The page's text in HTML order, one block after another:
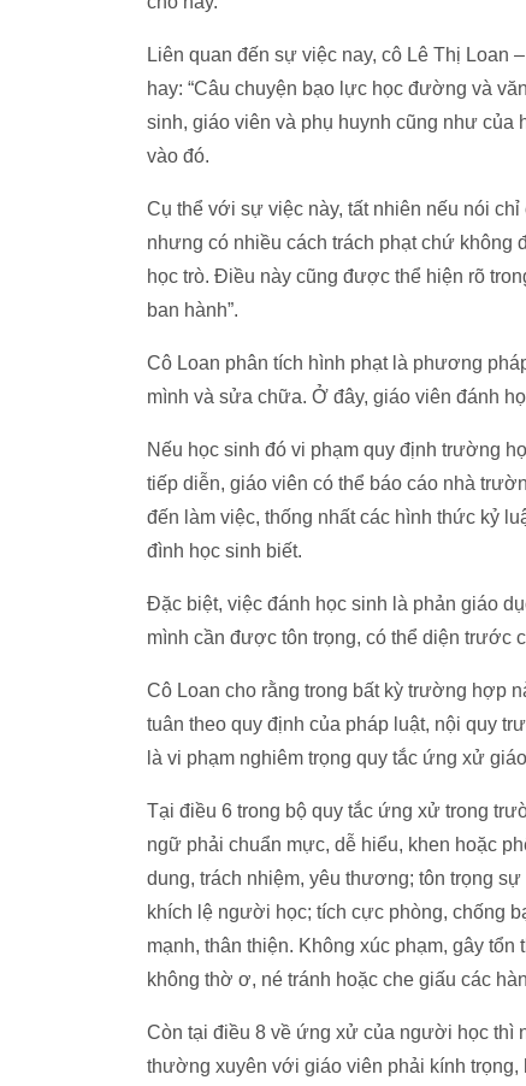
Liên quan đến sự việc nay, cô Lê Thị Loan
hay: “Câu chuyện bạo lực học đường và
sinh, giáo viên và phụ huynh cũng như của
vào đó.
Cụ thể với sự việc này, tất nhiên nếu nói
nhưng có nhiều cách trách phạt chứ không
học trò. Điều này cũng được thể hiện rõ
ban hành”.
Cô Loan phân tích hình phạt là phương
mình và sửa chữa. Ở đây, giáo viên đánh
Nếu học sinh đó vi phạm quy định trường
tiếp diễn, giáo viên có thể báo cáo nhà
đến làm việc, thống nhất các hình thức kỷ
đình học sinh biết.
Đặc biệt, việc đánh học sinh là phản giáo
mình cần được tôn trọng, có thể diện trước
Cô Loan cho rằng trong bất kỳ trường hợp
tuân theo quy định của pháp luật, nội quy
là vi phạm nghiêm trọng quy tắc ứng xử
Tại điều 6 trong bộ quy tắc ứng xử trong
ngữ phải chuẩn mực, dễ hiểu, khen hoặc
dung, trách nhiệm, yêu thương; tôn trọng
khích lệ người học; tích cực phòng, chống
mạnh, thân thiện. Không xúc phạm, gây
không thờ ơ, né tránh hoặc che giấu các
Còn tại điều 8 về ứng xử của người học thì
thường xuyên với giáo viên phải kính trọng,